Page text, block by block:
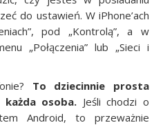
do ustawień. W iPhone’ach
pod „Kontrolą”, a w
„Połączenia” lub „Sieci i
To dziecinnie prosta
osoba. Jeśli chodzi o
Android, to przeważnie